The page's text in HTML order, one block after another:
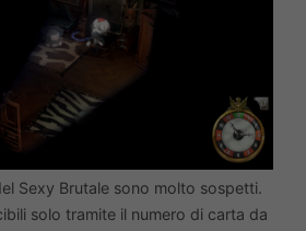
Sexy Brutale sono molto sospetti.
solo tramite il numero di carta da